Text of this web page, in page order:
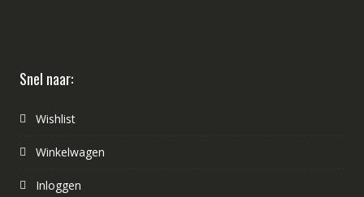
Snel naar:
Wishlist
Winkelwagen
Inloggen